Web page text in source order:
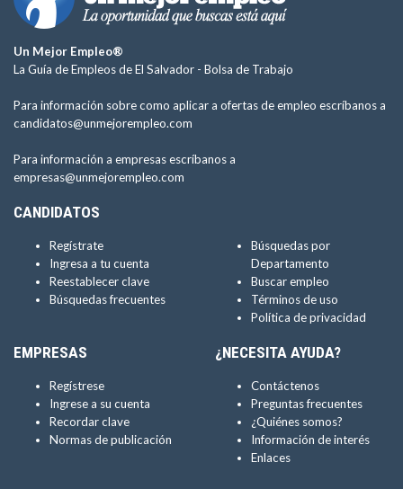
Un Mejor Empleo®
La Guía de Empleos de El Salvador - Bolsa de Trabajo
Para información sobre como aplicar a ofertas de empleo escríbanos a
candidatos@unmejorempleo.com
Para información a empresas escríbanos a
empresas@unmejorempleo.com
CANDIDATOS
Regístrate
Ingresa a tu cuenta
Reestablecer clave
Búsquedas frecuentes
Búsquedas por
Departamento
Buscar empleo
Términos de uso
Política de privacidad
EMPRESAS
Regístrese
Ingrese a su cuenta
Recordar clave
Normas de publicación
¿NECESITA AYUDA?
Contáctenos
Preguntas frecuentes
¿Quiénes somos?
Información de interés
Enlaces